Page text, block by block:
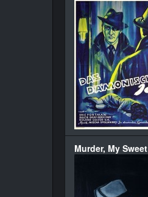
Murder, My Sweet